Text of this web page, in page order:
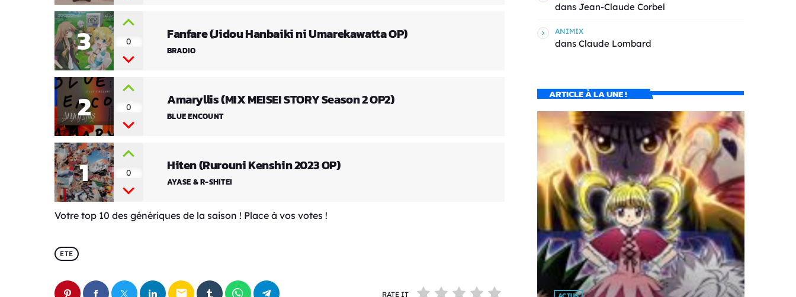
1 0 Hiten (Rurouni Kenshin 2023 OP)
AYASE & R-SHITEI
2 0 Amaryllis (MIX MEISEI STORY Season 2 OP2)
BLUE ENCOUNT
3 0 Fanfare (Jidou Hanbaiki ni Umarekawatta OP)
BRADIO
Votre top 10 des génériques de la saison ! Place à vos votes !
ETE
email RATE IT
dans Jean-Claude Corbel
ANIMIX
dans Claude Lombard
ARTICLE À LA UNE !